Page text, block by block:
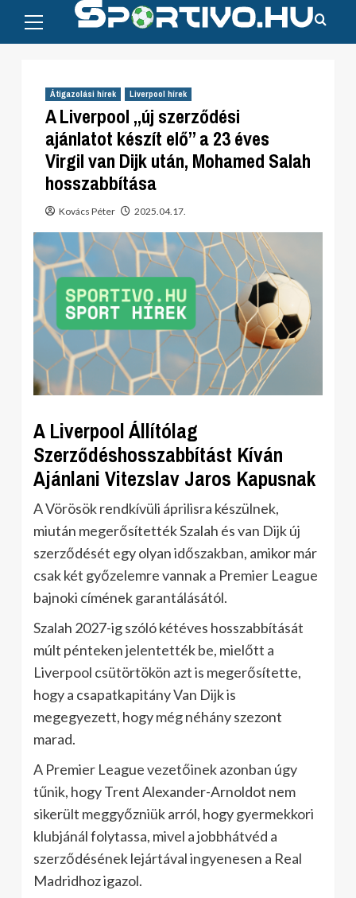
content
Menu
Átigazolási hírek Liverpool hírek
A Liverpool „új szerződési
ajánlatot készít elő” a 23 éves
Virgil van Dijk után, Mohamed Salah
hosszabbítása
Kovács Péter 2025.04.17.
A Liverpool Állítólag
Szerződéshosszabbítást Kíván
Ajánlani Vitezslav Jaros Kapusnak
A Vörösök rendkívüli áprilisra készülnek,
miután megerősítették Szalah és van Dijk új
szerződését egy olyan időszakban, amikor már
csak két győzelemre vannak a Premier League
bajnoki címének garantálásától.
Szalah 2027-ig szóló kétéves hosszabbítását
múlt pénteken jelentették be, mielőtt a
Liverpool csütörtökön azt is megerősítette,
hogy a csapatkapitány Van Dijk is
megegyezett, hogy még néhány szezont
marad.
A Premier League vezetőinek azonban úgy
tűnik, hogy Trent Alexander-Arnoldot nem
sikerült meggyőzniük arról, hogy gyermekkori
klubjánál folytassa, mivel a jobbhátvéd a
szerződésének lejártával ingyenesen a Real
Madridhoz igazol.